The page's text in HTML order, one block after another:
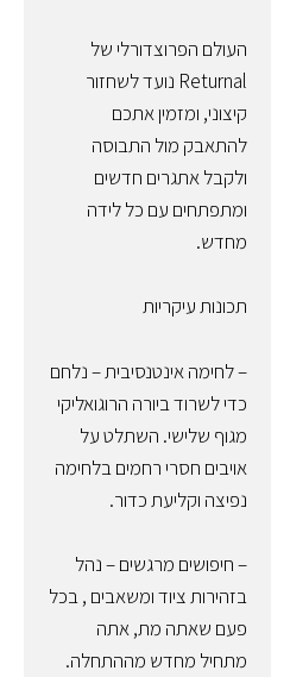
העולם הפרוצדורלי של
Returnal נועד לשחזור
קיצוני, ומזמין אתכם
להתאבק מול התבוסה
ולקבל אתגרים חדשים
ומתפתחים עם כל לידה
מחדש.
תכונות עיקריות
– לחימה אינטנסיבית – נלחם
כדי לשרוד ביורה הרוגואליקי
מגוף שלישי. השתלט על
אויבים חסרי רחמים בלחימה
נפיצה וקליעת כדור.
– חיפושים מרגשים – נהל
בזהירות ציוד ומשאבים , בכל
פעם שאתה מת, אתה
מתחיל מחדש מההתחלה.